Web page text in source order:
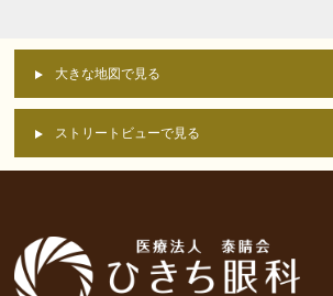
大きな地図で見る
ストリートビューで見る